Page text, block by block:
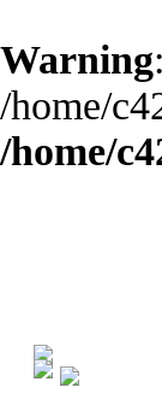
Warning
/home/
/home/